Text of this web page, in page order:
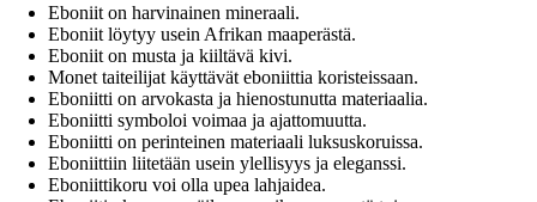
Eboniit on harvinainen mineraali.
Eboniit löytyy usein Afrikan maaperästä.
Eboniit on musta ja kiiltävä kivi.
Monet taiteilijat käyttävät eboniittia koristeissaan.
Eboniitti on arvokasta ja hienostunutta materiaalia.
Eboniitti symboloi voimaa ja ajattomuutta.
Eboniitti on perinteinen materiaali luksuskoruissa.
Eboniittiin liitetään usein ylellisyys ja eleganssi.
Eboniittikoru voi olla upea lahjaidea.